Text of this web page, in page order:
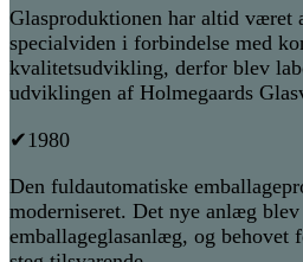
Glasproduktionen har altid været
specialviden i forbindelse med
kvalitetsudvikling, derfor blev
udviklingen af Holmegaards
✔1980
Den fuldautomatiske
moderniseret. Det nye anlæg
emballageglasanlæg, og behovet